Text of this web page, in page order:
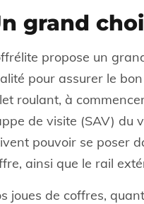
grand
propose un
pour assurer le
roulant, à
de visite (SAV) du
pouvoir se poser
ainsi que le rail
joues de coffres,